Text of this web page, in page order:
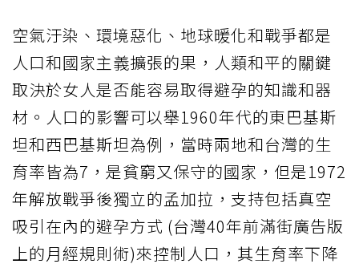
空氣汙染、環境惡化、地球暖化和戰爭都是
人口和國家主義擴張的果，人類和平的關鍵
取決於女人是否能容易取得避孕的知識和器
材。人口的影響可以舉1960年代的東巴基斯
坦和西巴基斯坦為例，當時兩地和台灣的生
育率皆為7，是貧窮又保守的國家，但是1972
年解放戰爭後獨立的孟加拉，支持包括真空
吸引在內的避孕方式 (台灣40年前滿街廣告版
上的月經規則術)來控制人口，其生育率下降